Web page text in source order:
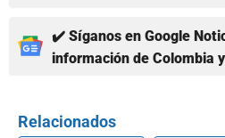
✔️ Síganos en Google
información de Colombia
Relacionados